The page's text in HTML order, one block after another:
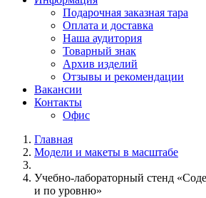
Подарочная заказная тара
Оплата и доставка
Наша аудитория
Товарный знак
Архив изделий
Отзывы и рекомендации
Вакансии
Контакты
Офис
Главная
Модели и макеты в масштабе
Учебно-лабораторный стенд
и по уровню»